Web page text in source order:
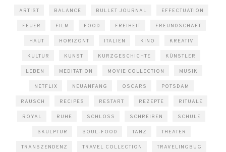
ARTIST BALANCE BULLET JOURNAL EFFECTUATION
FEUER FILM FOOD FREIHEIT FREUNDSCHAFT
HAUT HORIZONT ITALIEN KINO KREATIV
KULTUR KUNST KURZGESCHICHTE KÜNSTLER
LEBEN MEDITATION MOVIE COLLECTION MUSIK
NETFLIX NEUANFANG OSCARS POTSDAM
RAUSCH RECIPES RESTART REZEPTE RITUALE
ROYAL RUHE SCHLOSS SCHREIBEN SCHULE
SKULPTUR SOUL-FOOD TANZ THEATER
TRANSZENDENZ TRAVEL COLLECTION TRAVELINGBUG